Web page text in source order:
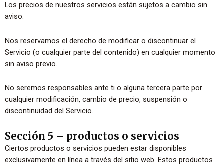
Los precios de nuestros servicios están sujetos a cambio sin
aviso.
Nos reservamos el derecho de modificar o discontinuar el
Servicio (o cualquier parte del contenido) en cualquier momento
sin aviso previo.
No seremos responsables ante ti o alguna tercera parte por
cualquier modificación, cambio de precio, suspensión o
discontinuidad del Servicio.
Sección 5 – productos o servicios
Ciertos productos o servicios pueden estar disponibles
exclusivamente en línea a través del sitio web. Estos productos